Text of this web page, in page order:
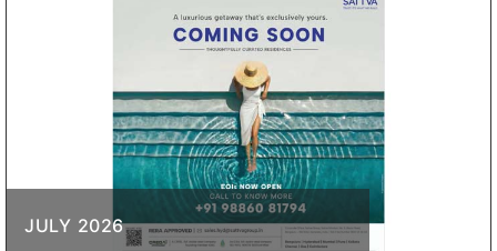
JULY 2026